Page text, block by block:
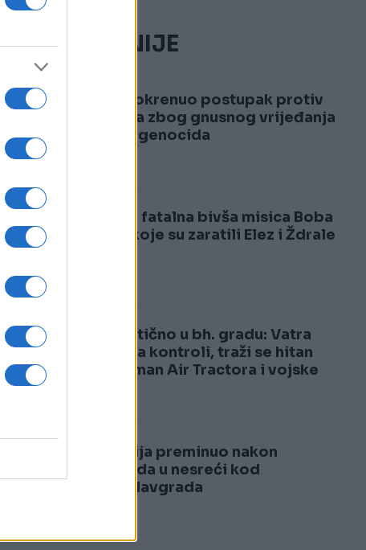
NAJČITANIJE
1
RAK pokrenuo postupak protiv
RTRS-a zbog gnusnog vrijeđanja
žrtava genocida
2
Ovo je fatalna bivša misica Boba
zbog koje su zaratili Elez i Ždrale
3
Dramatično u bh. gradu: Vatra
izmakla kontroli, traži se hitan
angažman Air Tractora i vojske
4
Sarajlija preminuo nakon
povreda u nesreći kod
Tomislavgrada